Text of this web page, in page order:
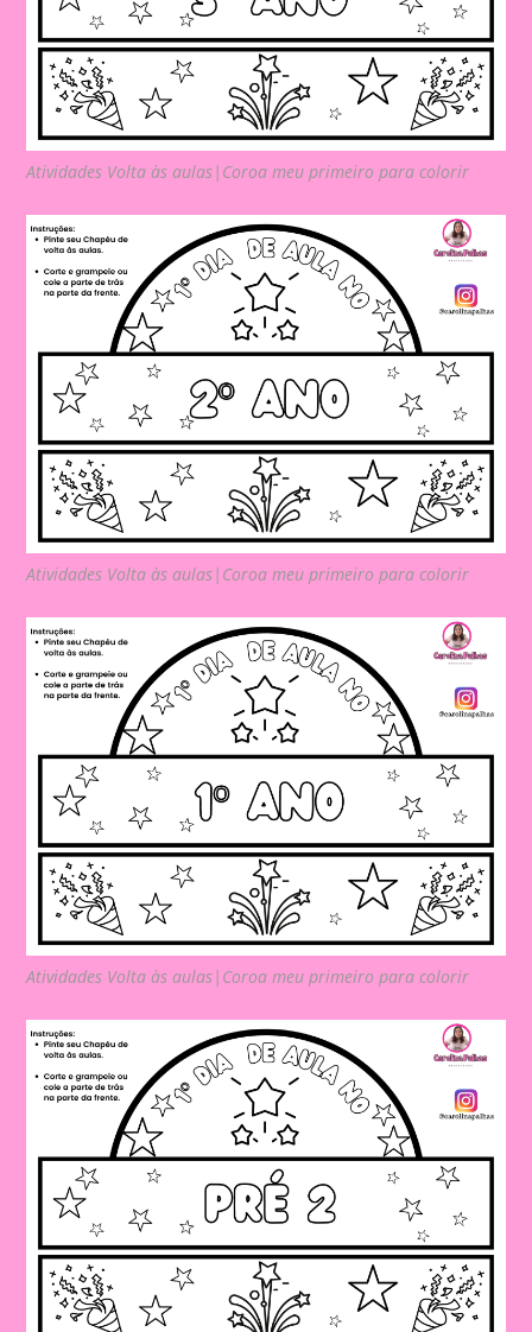
Atividades Volta às aulas|Coroa meu primeiro para colorir
Atividades Volta às aulas|Coroa meu primeiro para colorir
Atividades Volta às aulas|Coroa meu primeiro para colorir